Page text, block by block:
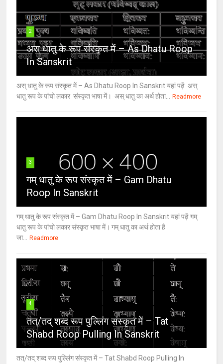
2
अस् धातु के रूप संस्कृत में – As Dhatu Roop
In Sanskrit
अस् धातु के रूप संस्कृत में – As Dhatu Roop In Sanskrit यहां पढ़ें अस्
धातु रूप के पांचो लकार संस्कृत भाषा में। अस् धातु का अर्थ होता... Readmore
3
गम् धातु के रूप संस्कृत में – Gam Dhatu
Roop In Sanskrit
गम् धातु के रूप संस्कृत में – Gam Dhatu Roop In Sanskrit यहां पढ़ें गम्
धातु रूप के पांचो लकार संस्कृत भाषा में। गम् धातु का अर्थ होता है
जा... Readmore
4
तत्/तद् शब्द रूप पुल्लिंग संस्कृत में – Tat
Shabd Roop Pulling In Sanskrit
तत्/तद् शब्द रूप पुल्लिंग संस्कृत में – Tat Shabd Roop Pulling In